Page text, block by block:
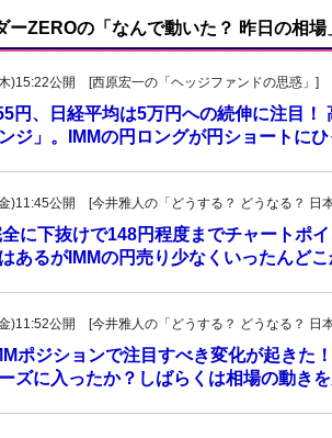
ーZEROの「なんで動いた？ 昨日の相場
)15:22公開 [西原宏一の「ヘッジファンドの思惑」]
円、日経平均は5万円への続伸に注目！
ンジ」。IMMの円ロングが円ショートに
)11:45公開 [今井雅人の「どうする？ どうなる？ 日
に下抜けで148円程度までチャートポ
あるがIMMの円売り少なくいったんど
)11:52公開 [今井雅人の「どうする？ どうなる？ 日
ポジションで注目すべき変化が起きた
ズに入ったか？しばらくは相場の動き